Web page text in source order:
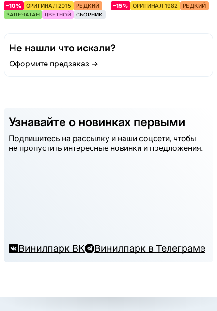
–10% ОРИГИНАЛ 2015
РЕДКИЙ
ЗАПЕЧАТАН
ЦВЕТНОЙ СБОРНИК
–15% ОРИГИНАЛ 1982 РЕДКИЙ
Не нашли что искали?
Оформите предзаказ →
Узнавайте о новинках первыми
Подпишитесь на рассылку и наши соцсети, чтобы
не пропустить интересные новинки и предложения.
Винилпарк ВК Винилпарк в Телеграме